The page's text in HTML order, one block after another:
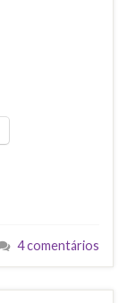
4 comentários